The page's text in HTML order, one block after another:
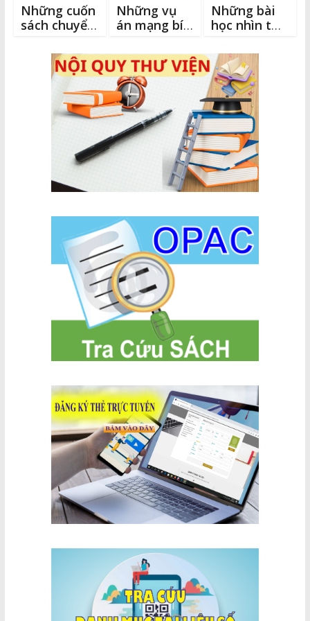
Những cuốn
sách chuyển
bản phim
Những vụ
án mạng bí
ảnh nhất,
hấp dẫn
nhất được
thể hiện qua
tuyển tập
tiểu thuyết
trinh thám
lôi cuốn giới
trẻ hiện nay
của Agatha
Những bài
học nhìn từ
dưới đại
dương